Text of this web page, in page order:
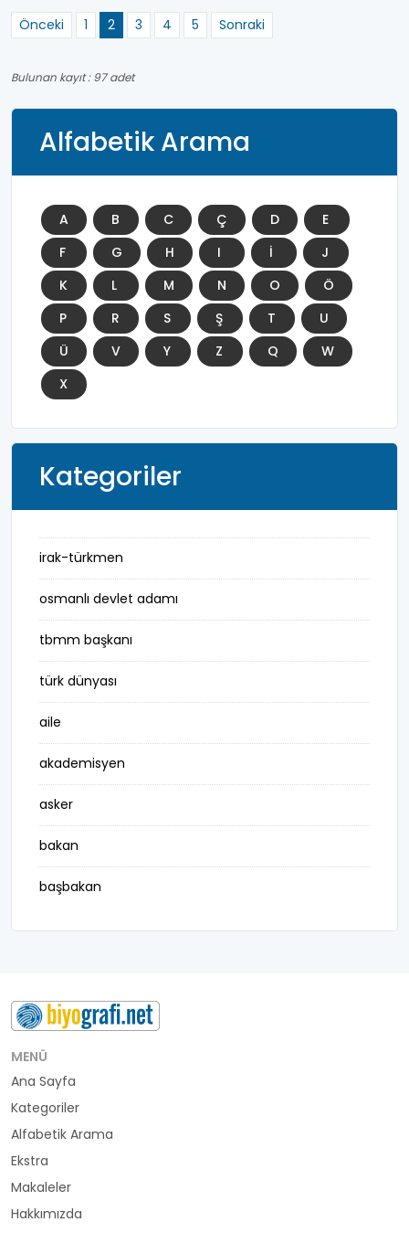
Önceki 1 2 3 4 5 Sonraki
Bulunan kayıt : 97 adet
Alfabetik Arama
A B C Ç D
E
F
G H I İ
J
K
L M N O
Ö
P
R S Ş T
U
Ü
V Y Z Q
W
X
Kategoriler
irak-türkmen
osmanlı devlet adamı
tbmm başkanı
türk dünyası
aile
akademisyen
asker
bakan
başbakan
belediye başkanı
buluş
bürokrat
büyükelçi
cumhurbaşkanı
din adamı
MENÜ
Ana Sayfa
Kategoriler
Alfabetik Arama
Ekstra
Makaleler
Hakkımızda